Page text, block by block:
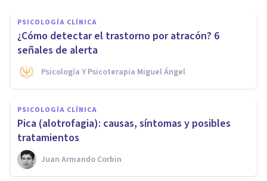
PSICOLOGÍA CLÍNICA
¿Cómo detectar el trastorno por atracón? 6
señales de alerta
Psicología Y Psicoterapia Miguel Ángel
PSICOLOGÍA CLÍNICA
Pica (alotrofagia): causas, síntomas y posibles
tratamientos
Juan Armando Corbin
Diabulimia: síntomas, causas y
tratamiento
Oscar Castillero Mimenza